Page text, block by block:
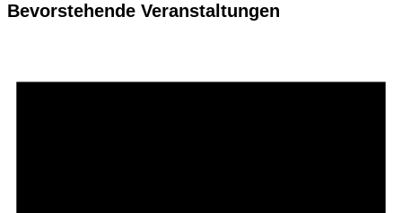
Bevorstehende Veranstaltungen